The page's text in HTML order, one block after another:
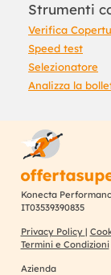
Strumenti
Verifica
Speed test
Selezionatore
Analizza la
Konecta
IT03539390835
Privacy Policy |
Termini e Condizioni
Azienda